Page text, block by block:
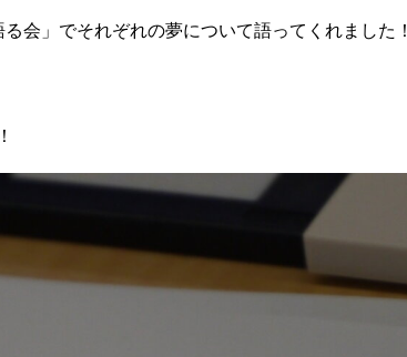
会」でそれぞれの夢について語ってくれました！